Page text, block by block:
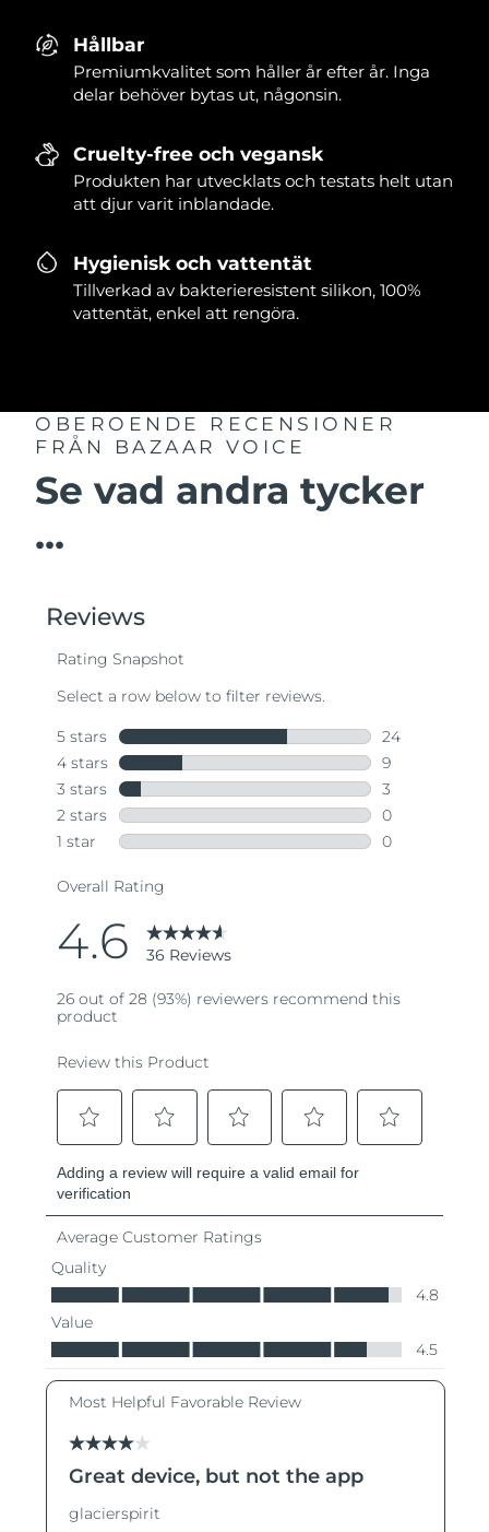
Hållbar
Premiumkvalitet som håller år efter år. Inga
delar behöver bytas ut, någonsin.
Cruelty-free och vegansk
Produkten har utvecklats och testats helt utan
att djur varit inblandade.
Hygienisk och vattentät
Tillverkad av bakterieresistent silikon, 100%
vattentät, enkel att rengöra.
OBEROENDE RECENSIONER
FRÅN BAZAAR VOICE
Se vad andra tycker
...